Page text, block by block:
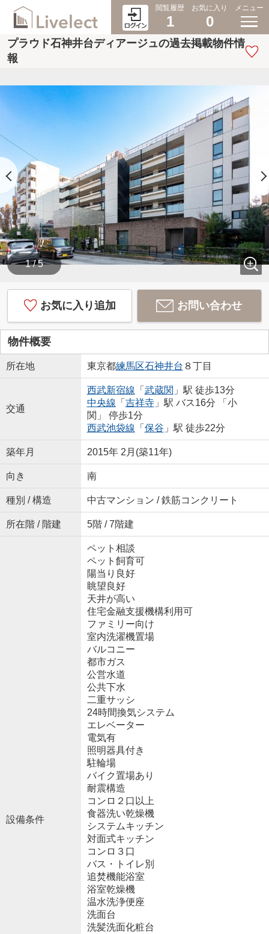
閲覧履歴
1
お気に入り
0
メニュー
プラウド石神井台ディアージュの過去掲載物件情
報
1 / 5
お気に入り追加 お問い合わせ
物件概要
所在地 東京都練馬区石神井台 ８丁目
交通
西武新宿線 「 武蔵関 」駅 徒歩13分
中央線 「 吉祥寺」駅 バス16分 「小
関」 停歩1分
西武池袋線 「 保谷 」駅 徒歩22分
築年月 2015年 2月(築11年)
向き 南
種別 / 構造 中古マンション / 鉄筋コンクリート
所在階 / 階建 5階 / 7階建
設備条件
ペット相談
ペット飼育可
陽当り良好
眺望良好
天井が高い
住宅金融支援機構利用可
ファミリー向け
室内洗濯機置場
バルコニー
都市ガス
公営水道
公共下水
二重サッシ
24時間換気システム
エレベーター
電気有
照明器具付き
駐輪場
バイク置場あり
耐震構造
コンロ２口以上
食器洗い乾燥機
システムキッチン
対面式キッチン
コンロ３口
バス・トイレ別
追焚機能浴室
浴室乾燥機
温水洗浄便座
洗面台
洗髪洗面化粧台